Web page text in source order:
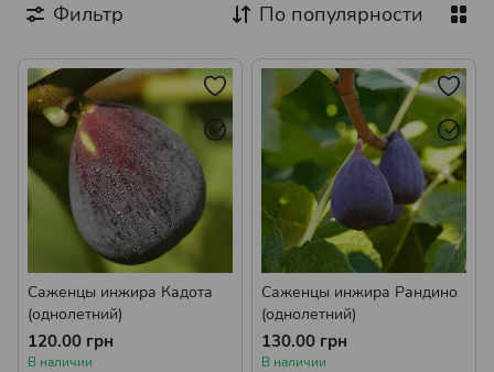
Фильтр По популярности
Саженцы инжира Кадота
(однолетний)
120.00 грн
В наличии
Саженцы инжира Рандино
(однолетний)
130.00 грн
В наличии